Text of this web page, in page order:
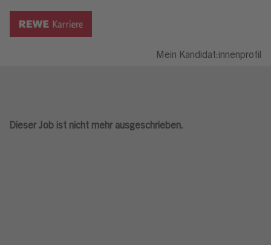
Mein Kandidat:innenprofil
Dieser Job ist nicht mehr ausgeschrieben.